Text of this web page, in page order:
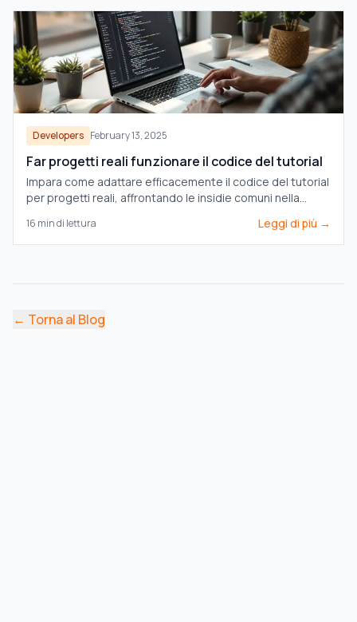
Developers February 13, 2025
Far progetti reali funzionare il codice del tutorial
Impara come adattare efficacemente il codice del tutorial
per progetti reali, affrontando le insidie comuni nella
16 min di lettura Leggi di più →
← Torna al Blog